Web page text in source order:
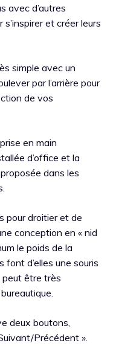
avec d’autres
et créer leurs
simple avec un
par l’arrière pour
de vos
en main
d’office et la
dans les
pour droitier et de
conception en « nid
le poids de la
font d’elles une souris
peut être très
deux boutons,
Précédent ».